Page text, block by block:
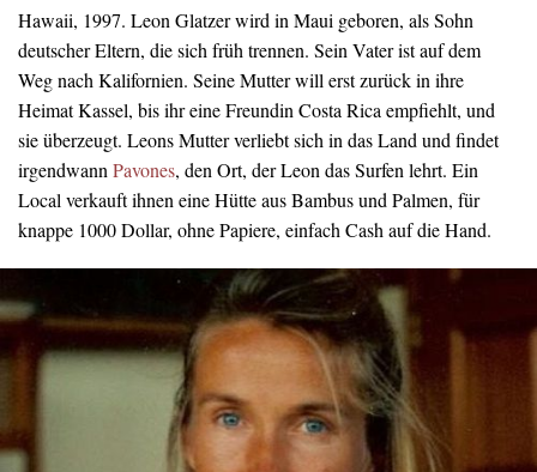
Hawaii, 1997. Leon Glatzer wird in Maui geboren, als Sohn
deutscher Eltern, die sich früh trennen. Sein Vater ist auf dem
Weg nach Kalifornien. Seine Mutter will erst zurück in ihre
Heimat Kassel, bis ihr eine Freundin Costa Rica empfiehlt, und
sie überzeugt. Leons Mutter verliebt sich in das Land und findet
irgendwannPavones, den Ort, der Leon das Surfen lehrt. Ein
Local verkauft ihnen eine Hütte aus Bambus und Palmen, für
knappe 1000 Dollar, ohne Papiere, einfach Cash auf die Hand.